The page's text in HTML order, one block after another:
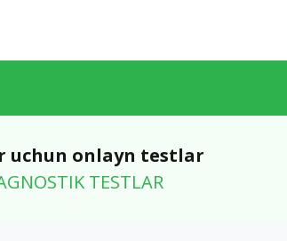
onlayn testlar
TESTLAR